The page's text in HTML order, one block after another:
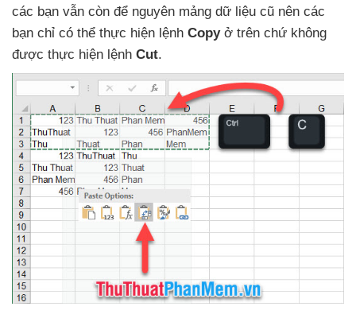
các bạn vẫn còn để nguyên mảng dữ liệu cũ nên các
bạn chỉ có thể thực hiện lệnh Copyở trên chứ không
được thực hiện lệnh Cut.